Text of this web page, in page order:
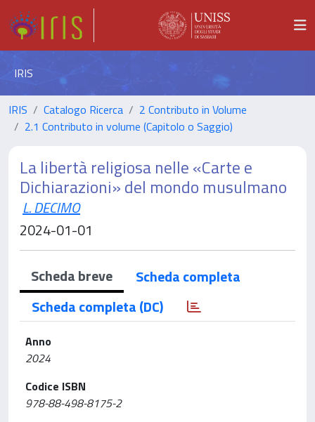
IRIS
IRIS Catalogo Ricerca
2 Contributo in Volume
2.1 Contributo in volume (Capitolo o Saggio)
La libertà religiosa nelle «Carte e
Dichiarazioni» del mondo musulmano
L. DECIMO
2024-01-01
Scheda breve
Scheda completa
Scheda completa (DC)
Anno
2024
Codice ISBN
978-88-498-8175-2